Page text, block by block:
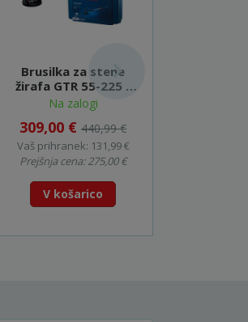
Brusilka za stene
žirafa GTR 55-225 -
06017D4000
Na zalogi
309,00 € 440,99 €
Vaš prihranek: 131,99 €
Prejšnja cena: 275,00 €
V košarico